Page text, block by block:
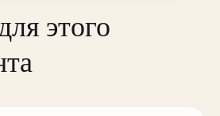
этого